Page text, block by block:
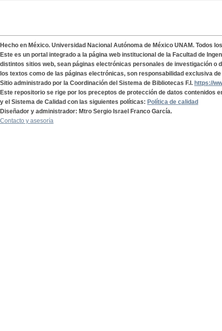
Hecho en México. Universidad Nacional Autónoma de México UNAM. Todos
Este es un portal integrado a la página web institucional de la Facultad de
distintos sitios web, sean páginas electrónicas personales de investigación o
los textos como de las páginas electrónicas, son responsabilidad exclusiva
Sitio administrado por la Coordinación del Sistema de Bibliotecas F.I. https://
Este repositorio se rige por los preceptos de protección de datos contenidos
y el Sistema de Calidad con las siguientes políticas: Política de calidad
Diseñador y administrador: Mtro Sergio Israel Franco García.
Contacto y asesoría